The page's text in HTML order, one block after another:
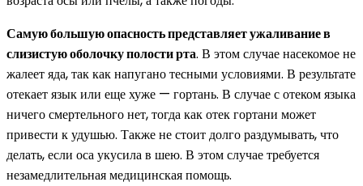
Самую большую опасность представляет ужаливание в
слизистую оболочку полости рта. В этом случае насекомое не
жалеет яда, так как напугано тесными условиями. В результате
отекает язык или еще хуже — гортань. В случае с отеком языка
ничего смертельного нет, тогда как отек гортани может
привести к удушью. Также не стоит долго раздумывать, что
делать, если оса укусила в шею. В этом случае требуется
незамедлительная медицинская помощь.